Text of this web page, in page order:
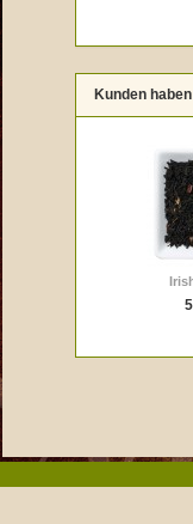
Kunden